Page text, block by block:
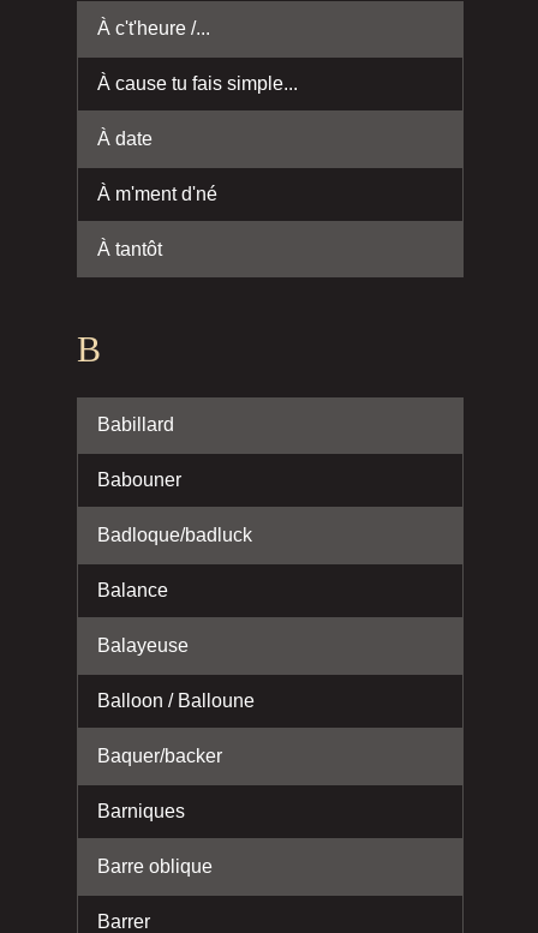
À c't'heure /...
À cause tu fais simple...
À date
À m'ment d'né
À tantôt
B
Babillard
Babouner
Badloque/badluck
Balance
Balayeuse
Balloon / Balloune
Baquer/backer
Barniques
Barre oblique
Barrer